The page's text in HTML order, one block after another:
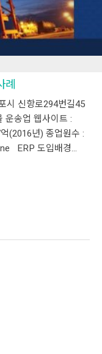
례
신항로294번길45
운송업 웹사이트 :
(2016년) 종업원수 :
ERP 도입배경…